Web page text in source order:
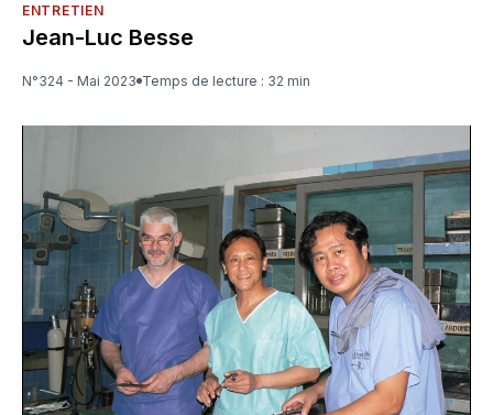
ENTRETIEN
Jean-Luc Besse
N°324 - Mai 2023 Temps de lecture : 32 min